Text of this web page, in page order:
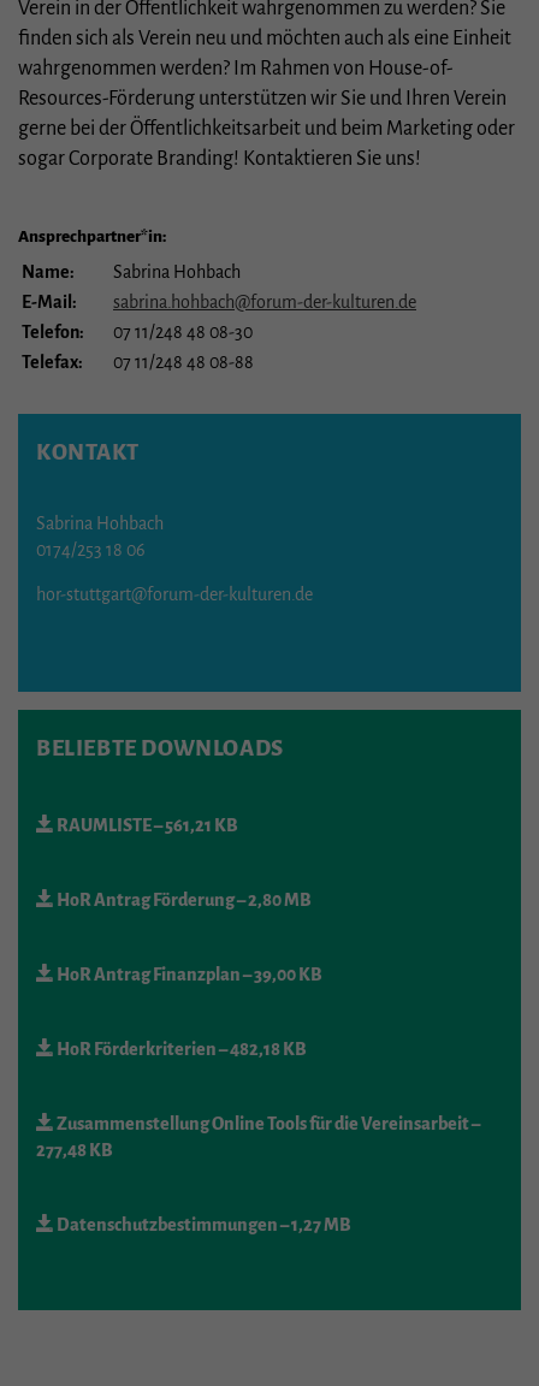
Verein in der Öffentlichkeit wahrgenommen zu werden? Sie
finden sich als Verein neu und möchten auch als eine Einheit
wahrgenommen werden? Im Rahmen von House-of-
Resources-Förderung unterstützen wir Sie und Ihren Verein
gerne bei der Öffentlichkeitsarbeit und beim Marketing oder
sogar Corporate Branding! Kontaktieren Sie uns!
Ansprechpartner*in:
Name:
Sabrina Hohbach
E-Mail:
sabrina.hohbach@forum-der-kulturen.de
Telefon:
07 11/248 48 08-30
Telefax:
07 11/248 48 08-88
KONTAKT
Sabrina Hohbach
0174/253 18 06
hor-stuttgart@forum-der-kulturen.de
BELIEBTE DOWNLOADS
RAUMLISTE– 561,21 KB
HoR Antrag Förderung– 2,80 MB
HoR Antrag Finanzplan– 39,00 KB
HoR Förderkriterien– 482,18 KB
Zusammenstellung Online Tools für die Vereinsarbeit–
277,48 KB
Datenschutzbestimmungen– 1,27 MB
Essenzielle Cookies ermöglichen grundlegende Funktionen und sind für die
einwandfreie Funktion der Website erforderlich.
Cookie-Informationen anzeigen
Statistiken (1)
Externe Medien (3)
Inhalte von Videoplattformen und Social-Media-Plattformen werden
standardmäßig blockiert. Wenn Cookies von externen Medien akzeptiert werden,
bedarf der Zugriff auf diese Inhalte keiner manuellen Einwilligung mehr.